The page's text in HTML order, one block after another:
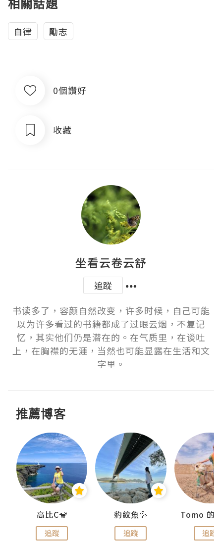
自律 勵志
0個讚好
收藏
坐看云卷云舒
追蹤
书读多了，容颜自然改变，许多时候，自己可能
以为许多看过的书籍都成了过眼云烟，不复记
忆，其实他们仍是潜在的。在气质里，在谈吐
上，在胸襟的无涯，当然也可能显露在生活和文
字里。
推薦博客
高比C🐒
追蹤
豹紋魚💦
追蹤 追蹤